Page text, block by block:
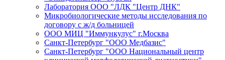
Лаборатория ООО "ЛДК "Центр ДНК"
Микробиологические методы исследования по
договору с ж/д больницей
ООО МИЦ "Иммункулус" г.Москва
Санкт-Петербург "ООО Медбазис"
Санкт-Петербург "ООО Национальный центр